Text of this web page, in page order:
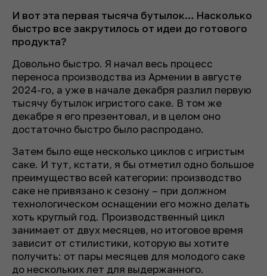
И вот эта первая тысяча бутылок… Насколько
быстро все закрутилось от идеи до готового
продукта?
Довольно быстро. Я начал весь процесс
переноса производства из Армении в августе
2024-го, а уже в начале декабря разлил первую
тысячу бутылок игристого саке. В том же
декабре я его презентовал, и в целом оно
достаточно быстро было распродано.
Затем было еще несколько циклов с игристым
саке. И тут, кстати, я бы отметил одно большое
преимущество всей категории: производство
саке не привязано к сезону – при должном
технологическом оснащении его можно делать
хоть круглый год. Производственный цикл
занимает от двух месяцев, но итоговое время
зависит от стилистики, которую вы хотите
получить: от пары месяцев для молодого саке
до нескольких лет для выдержанного.